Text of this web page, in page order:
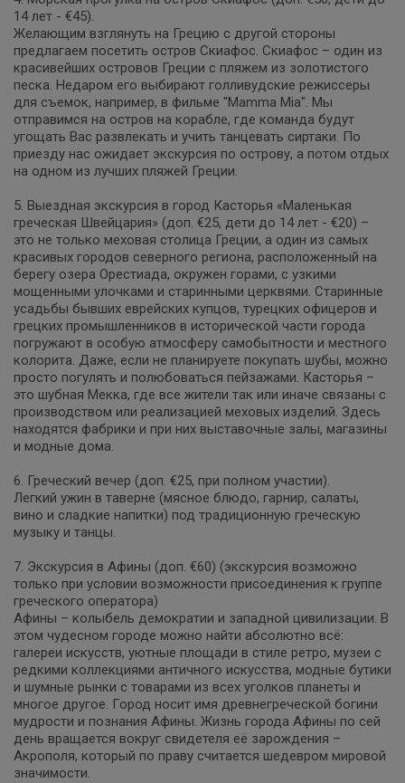
14 лет - €45).
Желающим взглянуть на Грецию с другой стороны
предлагаем посетить остров Скиафос. Скиафос – один из
красивейших островов Греции с пляжем из золотистого
песка. Недаром его выбирают голливудские режиссеры
для съемок, например, в фильме "Mamma Mia". Мы
отправимся на остров на корабле, где команда будут
угощать Вас развлекать и учить танцевать сиртаки. По
приезду нас ожидает экскурсия по острову, а потом отдых
на одном из лучших пляжей Греции.
5. Выездная экскурсия в город Касторья «Маленькая
греческая Швейцария» (доп. €25, дети до 14 лет - €20) –
это не только меховая столица Греции, а один из самых
красивых городов северного региона, расположенный на
берегу озера Орестиада, окружен горами, с узкими
мощенными улочками и старинными церквями. Старинные
усадьбы бывших еврейских купцов, турецких офицеров и
грецких промышленников в исторической части города
погружают в особую атмосферу самобытности и местного
колорита. Даже, если не планируете покупать шубы, можно
просто погулять и полюбоваться пейзажами. Касторья –
это шубная Мекка, где все жители так или иначе связаны с
производством или реализацией меховых изделий. Здесь
находятся фабрики и при них выставочные залы, магазины
и модные дома.
6. Греческий вечер (доп. €25, при полном участии).
Легкий ужин в таверне (мясное блюдо, гарнир, салаты,
вино и сладкие напитки) под традиционную греческую
музыку и танцы.
7. Экскурсия в Афины (доп. €60) (экскурсия возможно
только при условии возможности присоединения к группе
греческого оператора)
Афины – колыбель демократии и западной цивилизации. В
этом чудесном городе можно найти абсолютно всё:
галереи искусств, уютные площади в стиле ретро, музеи с
редкими коллекциями античного искусства, модные бутики
и шумные рынки с товарами из всех уголков планеты и
многое другое. Город носит имя древнегреческой богини
мудрости и познания Афины. Жизнь города Афины по сей
день вращается вокруг свидетеля её зарождения –
Акрополя, который по праву считается шедевром мировой
значимости.